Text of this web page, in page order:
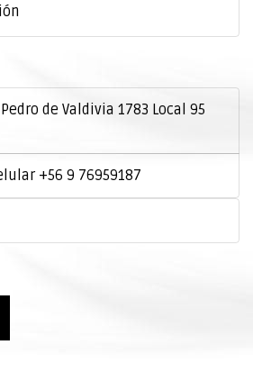
de Valdivia 1783 Local 95
+56 9 76959187